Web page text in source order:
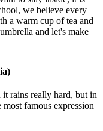
we believe every
a warm cup of tea and
and let's make
rains really hard, but in
famous expression